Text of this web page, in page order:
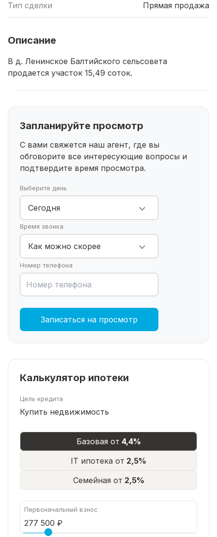
Тип сделки Прямая продажа
Описание
В д. Ленинское Балтийского сельсовета
продается участок 15,49 соток.
Запланируйте просмотр
С вами свяжется наш агент, где вы
обговорите все интересующие вопросы и
подтвердите время просмотра.
Выберите день
Сегодня
Время звонка
Как можно скорее
Номер телефона
Записаться на просмотр
Калькулятор ипотеки
Цель кредита
Купить недвижимость
Базовая от 4,4%
IT ипотека от 2,5%
Семейная от 2,5%
Первоначальный взнос